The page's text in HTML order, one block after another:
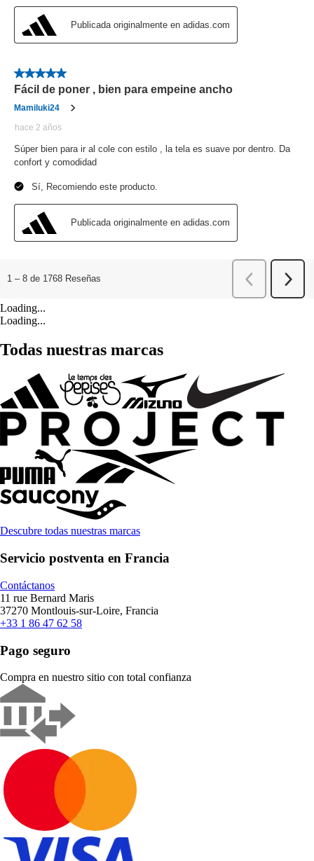
Loading...
Loading...
Todas nuestras marcas
Descubre todas nuestras marcas
Servicio postventa en Francia
Contáctanos
11 rue Bernard Maris
37270 Montlouis-sur-Loire, Francia
+33 1 86 47 62 58
Pago seguro
Compra en nuestro sitio con total confianza